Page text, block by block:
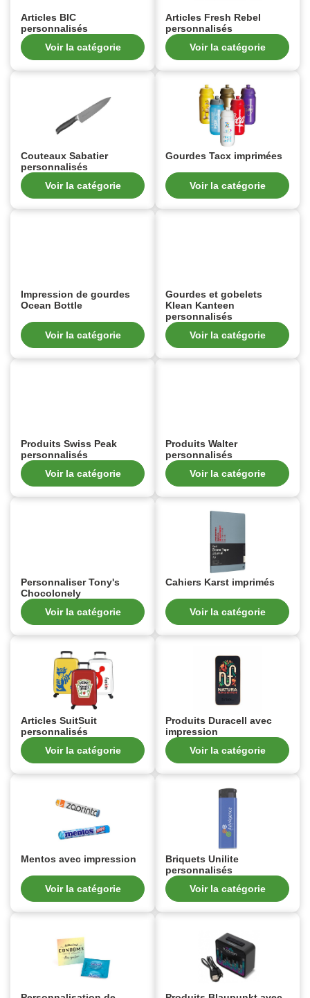
Articles BIC
personnalisés
Voir la catégorie
Articles Fresh Rebel
personnalisés
Voir la catégorie
Couteaux Sabatier
personnalisés
Voir la catégorie
Gourdes Tacx imprimées
Voir la catégorie
Impression de gourdes
Ocean Bottle
Voir la catégorie
Gourdes et gobelets
Klean Kanteen
personnalisés
Voir la catégorie
Produits Swiss Peak
personnalisés
Voir la catégorie
Produits Walter
personnalisés
Voir la catégorie
Personnaliser Tony's
Chocolonely
Voir la catégorie
Cahiers Karst imprimés
Voir la catégorie
Articles SuitSuit
personnalisés
Voir la catégorie
Produits Duracell avec
impression
Voir la catégorie
Mentos avec impression
Voir la catégorie
Briquets Unilite
personnalisés
Voir la catégorie